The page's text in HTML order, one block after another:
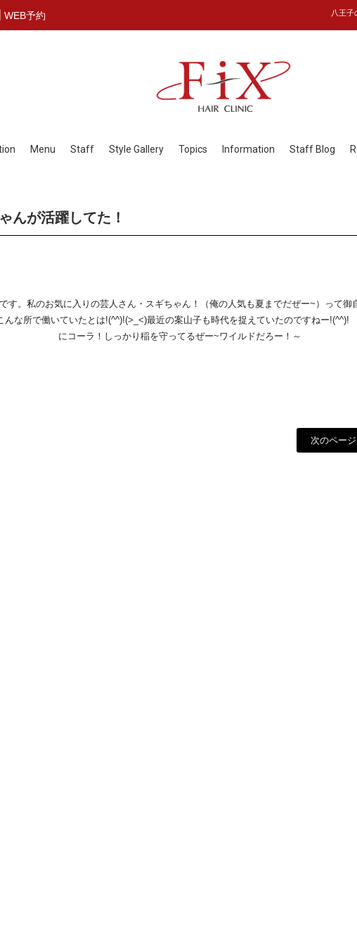
WEB予約 八王子
Menu Staff Style Gallery Topics Information Staff Blog
んが活躍してた！
す。私のお気に入りの芸人さん・スギちゃん！（俺の人気も夏までだぜー~）って御
んな所で働いていたとは!(^^)!(>_<)最近の案山子も時代を捉えていたのですねー!(^^)!
にコーラ！しっかり稲を守ってるぜー~ワイルドだろー！～
次のペー